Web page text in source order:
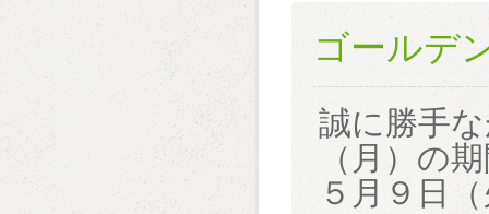
ゴールデ
誠に勝手
（月）の
５月９日